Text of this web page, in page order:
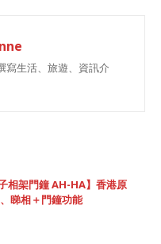
寫生活、旅遊、資訊介
相架門鐘 AH-HA】香港原
睇相＋門鐘功能